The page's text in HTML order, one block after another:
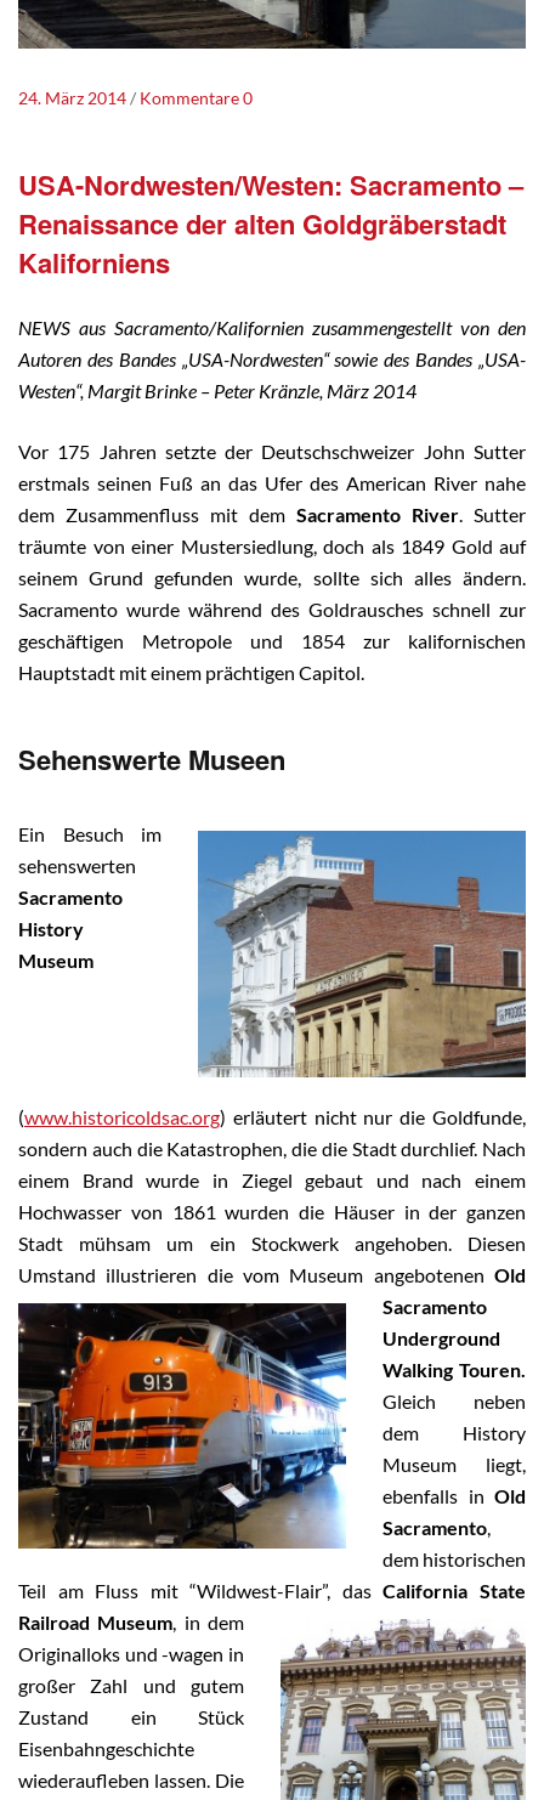
24. März 2014 Kommentare 0
USA-Nordwesten/Westen: Sacramento –
Renaissance der alten Goldgräberstadt
Kaliforniens
NEWS aus Sacramento/Kalifornien zusammengestellt von den
Autoren des Bandes „USA-Nordwesten“ sowie des Bandes „USA-
Westen“, Margit Brinke – Peter Kränzle, März 2014
Vor 175 Jahren setzte der Deutschschweizer John Sutter
erstmals seinen Fuß an das Ufer des American River nahe
dem Zusammenfluss mit dem Sacramento River. Sutter
träumte von einer Mustersiedlung, doch als 1849 Gold auf
seinem Grund gefunden wurde, sollte sich alles ändern.
Sacramento wurde während des Goldrausches schnell zur
geschäftigen Metropole und 1854 zur kalifornischen
Hauptstadt mit einem prächtigen Capitol.
Sehenswerte Museen
Ein Besuch im
sehenswerten
Sacramento
History
Museum
(www.historicoldsac.org) erläutert nicht nur die Goldfunde,
sondern auch die Katastrophen, die die Stadt durchlief. Nach
einem Brand wurde in Ziegel gebaut und nach einem
Hochwasser von 1861 wurden die Häuser in der ganzen
Stadt mühsam um ein Stockwerk angehoben. Diesen
Umstand illustrieren die vom Museum angebotenen Old
Sacramento
Underground
Walking Touren.
Gleich neben
dem History
Museum liegt,
ebenfalls in Old
Sacramento
dem historischen
Teil am Fluss mit “Wildwest-Flair”, dasCalifornia State
Railroad Museum , in dem
Originalloks und -wagen in
großer Zahl und gutem
Zustand ein Stück
Eisenbahngeschichte
wiederaufleben lassen. Die